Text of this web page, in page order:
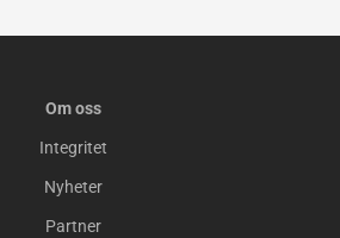
Om oss
Integritet
Nyheter
Partner